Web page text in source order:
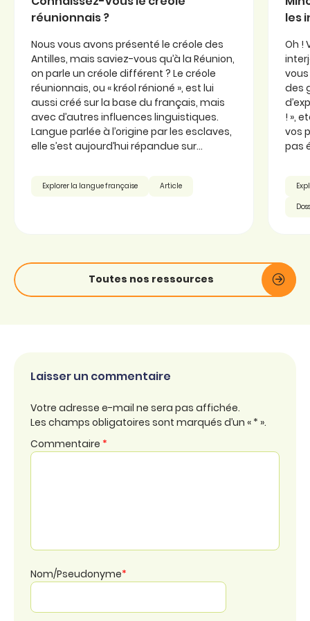
réunionnais ?
Nous vous avons présenté le créole des
Antilles, mais saviez-vous qu’à la Réunion,
on parle un créole différent ? Le créole
réunionnais, ou « kréol rénioné », est lui
aussi créé sur la base du français, mais
avec d’autres influences linguistiques.
Langue parlée à l’origine par les esclaves,
elle s’est aujourd’hui répandue sur...
Explorer la langue française Article
les
Oh !
des
! »,
vos
pas
Toutes nos ressources
Laisser un commentaire
Votre adresse e-mail ne sera pas affichée.
Les champs obligatoires sont marqués d’un « * ».
Commentaire *
Nom/Pseudonyme*